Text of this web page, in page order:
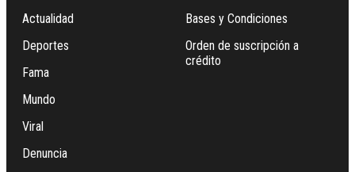
Actualidad
Deportes
Fama
Mundo
Viral
Denuncia
Bases y Condiciones
Orden de suscripción a
crédito